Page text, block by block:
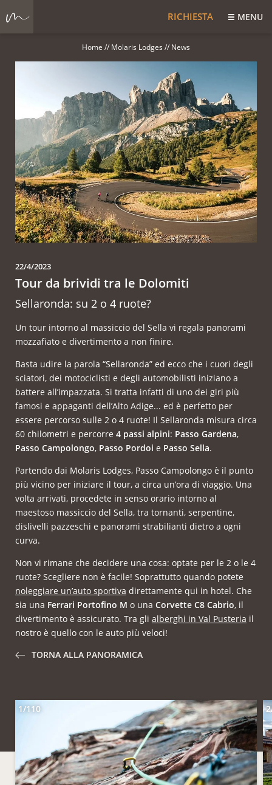
RICHIESTA MENU
Home // Molaris Lodges // News
22/4/2023
Tour da brividi tra le Dolomiti
Sellaronda: su 2 o 4 ruote?
Un tour intorno al massiccio del Sella vi regala panorami
mozzafiato e divertimento a non finire.
Basta udire la parola “Sellaronda” ed ecco che i cuori degli
sciatori, dei motociclisti e degli automobilisti iniziano a
battere all’impazzata. Si tratta infatti di uno dei giri più
famosi e appaganti dell’Alto Adige... ed è perfetto per
essere percorso sulle 2 o 4 ruote! Il Sellaronda misura circa
60 chilometri e percorre 4 passi alpini: Passo Gardena,
Passo Campolongo, Passo Pordoi e Passo Sella.
Partendo dai Molaris Lodges, Passo Campolongo è il punto
più vicino per iniziare il tour, a circa un’ora di viaggio. Una
volta arrivati, procedete in senso orario intorno al
maestoso massiccio del Sella, tra tornanti, serpentine,
dislivelli pazzeschi e panorami strabilianti dietro a ogni
curva.
Non vi rimane che decidere una cosa: optate per le 2 o le 4
ruote? Scegliere non è facile! Soprattutto quando potete
noleggiare un’auto sportiva direttamente qui in hotel. Che
sia una Ferrari Portofino M o una Corvette C8 Cabrio, il
divertimento è assicurato. Tra gli alberghi in Val Pusteria il
nostro è quello con le auto più veloci!
TORNA ALLA PANORAMICA
1/110